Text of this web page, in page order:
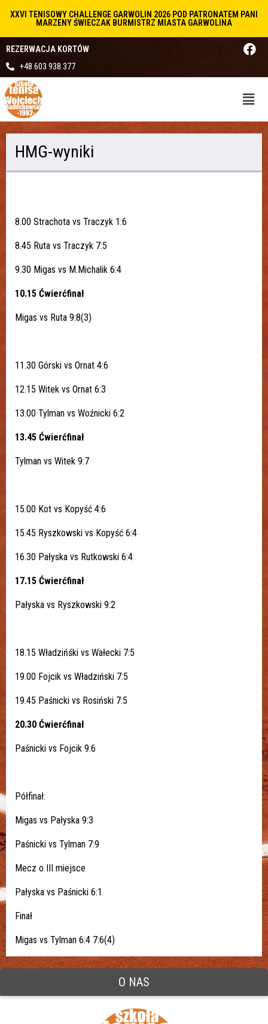
XXVI TENISOWY CHALLENGE GARWOLIN 2026 POD PATRONATEM PANI
MARZENY ŚWIECZAK BURMISTRZ MIASTA GARWOLINA
REZERWACJA KORTÓW
+48 603 938 377
HMG-wyniki
8.00 Strachota vs Traczyk 1:6
8.45 Ruta vs Traczyk 7:5
9.30 Migas vs M.Michalik 6:4
10.15 Ćwierćfinał
Migas vs Ruta 9:8(3)
11.30 Górski vs Ornat 4:6
12.15 Witek vs Ornat 6:3
13.00 Tylman vs Woźnicki 6:2
13.45 Ćwierćfinał
Tylman vs Witek 9:7
15.00 Kot vs Kopyść 4:6
15.45 Ryszkowski vs Kopyść 6:4
16.30 Pałyska vs Rutkowski 6:4
17.15 Ćwierćfinał
Pałyska vs Ryszkowski 9:2
18.15 Władzińśki vs Wałecki 7:5
19.00 Fojcik vs Władziński 7:5
19.45 Paśnicki vs Rosiński 7:5
20.30 Ćwierćfinał
Paśnicki vs Fojcik 9:6
Półfinał:
Migas vs Pałyska 9:3
Paśnicki vs Tylman 7:9
Mecz o III miejsce
Pałyska vs Paśnicki 6:1
Finał
Migas vs Tylman 6:4 7:6(4)
O NAS